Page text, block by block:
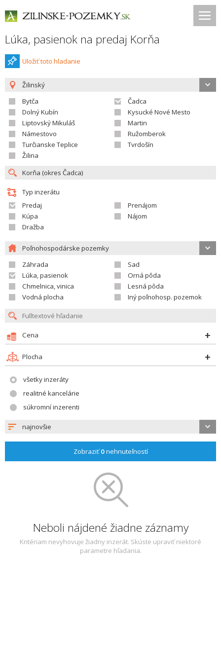
Lúka, pasienok na predaj Korňa
Uložiť toto hladanie
Žilinský
Bytča
Čadca
Dolný Kubín
Kysucké Nové Mesto
Liptovský Mikuláš
Martin
Námestovo
Ružomberok
Turčianske Teplice
Tvrdošín
Žilina
Typ inzerátu
Predaj
Prenájom
Kúpa
Nájom
Dražba
Poľnohospodárske pozemky
Záhrada
Sad
Lúka, pasienok
Orná pôda
Chmelnica, vinica
Lesná pôda
Vodná plocha
Iný poľnohosp. pozemok
Cena
Plocha
všetky inzeráty
realitné kancelárie
súkromní inzerenti
najnovšie
Zobraziť0nehnuteľností
Neboli nájdené žiadne záznamy
Kritériam nevyhovuje žiadny inzerát. Skúste upraviť niektoré
parametre hľadania.